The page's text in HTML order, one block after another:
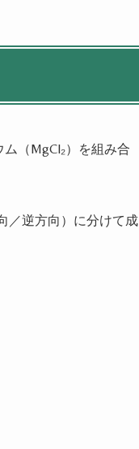
（MgCl₂）を組み合
／逆方向）に分けて成